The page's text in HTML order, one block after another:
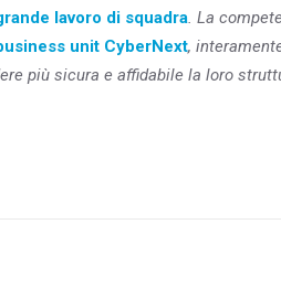
lavoro di squadra. La
unit CyberNext,
più sicura e affidabile la loro